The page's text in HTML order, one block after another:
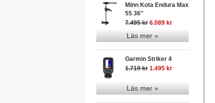
Minn Kota Endura Max
55 36"
7.495 kr 6.089 kr
Läs mer »
Garmin Striker 4
1.719 kr 1.495 kr
Läs mer »